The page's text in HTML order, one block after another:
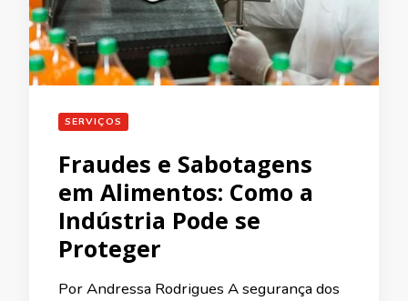
SERVIÇOS
Fraudes e Sabotagens
em Alimentos: Como a
Indústria Pode se
Proteger
Por Andressa Rodrigues A segurança dos